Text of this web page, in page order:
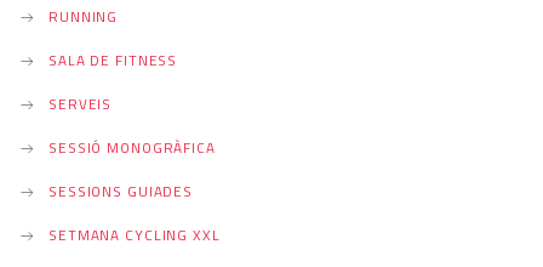
RUNNING
SALA DE FITNESS
SERVEIS
SESSIÓ MONOGRÀFICA
SESSIONS GUIADES
SETMANA CYCLING XXL